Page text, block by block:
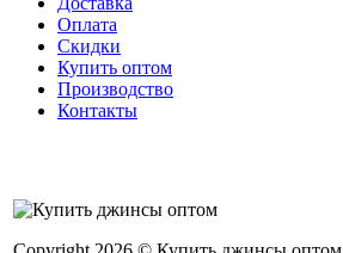
Оплата
Скидки
Купить оптом
Производство
Контакты